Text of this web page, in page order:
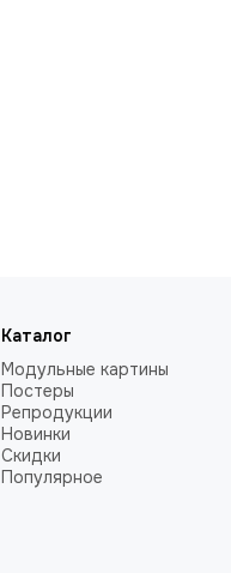
Каталог
Модульные картины
Постеры
Репродукции
Новинки
Скидки
Популярное